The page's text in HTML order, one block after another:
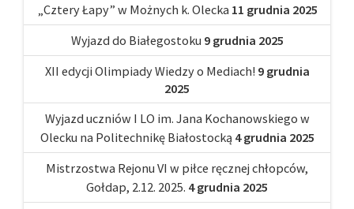
„Cztery Łapy” w Możnych k. Olecka 11 grudnia 2025
Wyjazd do Białegostoku 9 grudnia 2025
XII edycji Olimpiady Wiedzy o Mediach! 9 grudnia
2025
Wyjazd uczniów I LO im. Jana Kochanowskiego w
Olecku na Politechnikę Białostocką 4 grudnia 2025
Mistrzostwa Rejonu VI w piłce ręcznej chłopców,
Gołdap, 2.12. 2025. 4 grudnia 2025